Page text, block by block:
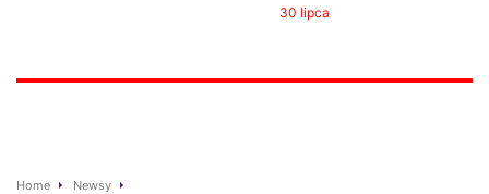
30 lipca
Home
Newsy